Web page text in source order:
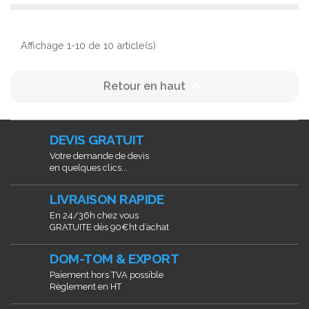
Affichage 1-10 de 10 article(s)
Retour en haut
DEVIS GRATUIT
Votre demande de devis
en quelques clics...
LIVRAISON RAPIDE
En 24/36h chez vous
GRATUITE dès 90€ht d’achat
DOM-TOM & EXPORT
Paiement hors TVA possible
Règlement en HT